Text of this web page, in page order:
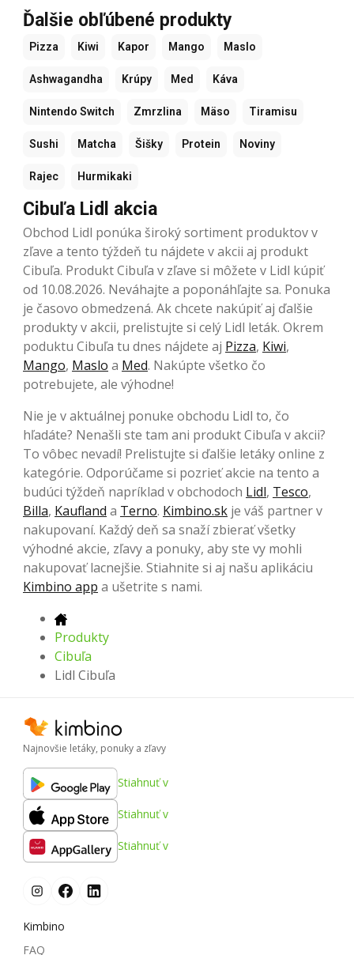
Ďalšie obľúbené produkty
Pizza Kiwi Kapor Mango Maslo
Ashwagandha Krúpy Med Káva
Nintendo Switch Zmrzlina Mäso Tiramisu
Sushi Matcha Šišky Protein Noviny
Rajec Hurmikaki
Cibuľa Lidl akcia
Obchod Lidl ponúka široký sortiment produktov v
zľave a tento týždeň tu nájdete v akcii aj produkt
Cibuľa. Produkt Cibuľa v zľave si môžete v Lidl kúpiť
od 10.08.2026. Neváhajte a poponáhľajte sa. Ponuka
je časovo obmedzená. Ak chcete nakúpiť aj ďalšie
produkty v akcii, prelistujte si celý Lidl leták. Okrem
poduktu Cibuľa tu dnes nájdete aj Pizza, Kiwi,
Mango, Maslo a Med. Nakúpte všetko čo
potrebujete, ale výhodne!
Nie je v aktuálnej ponuke obchodu Lidl to, čo
hľadáte? Nenašli ste tam ani produkt Cibuľa v akcii?
To vôbec nevadí! Prelistujte si ďalšie letáky online z
kategórie. Odporúčame si pozrieť akcie na tento a
budúci týždeň napríklad v obchodoch Lidl, Tesco,
Billa, Kaufland a Terno. Kimbino.sk je váš partner v
nakupovaní. Každý deň sa snaží zbierať všetky
výhodné akcie, zľavy a ponuky, aby ste vy mohli
nakupovať lacnejšie. Stiahnite si aj našu aplikáciu
Kimbino app a ušetrite s nami.
Produkty
Cibuľa
Lidl Cibuľa
Najnovšie letáky, ponuky a zľavy
Stiahnuť v
Stiahnuť v
Stiahnuť v
Kimbino
FAQ